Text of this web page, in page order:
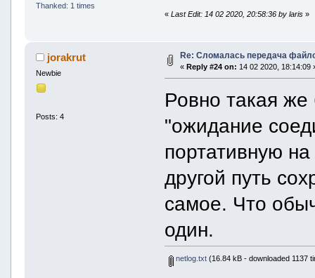
Thanked: 1 times
«Last Edit: 14 02 2020, 20:58:36 by laris »
jorakrut
Newbie
Posts: 4
Re: Сломалась передача
« Reply #24 on: 14 02 2020, 18:14:09
Ровно такая
"ожидание
портативную
другой путь
самое. Что
один.
netlog.txt(16.84 kB - downloaded 1137